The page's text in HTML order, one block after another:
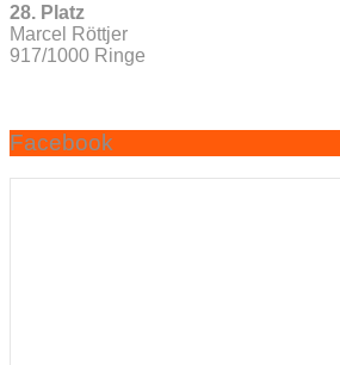
28. Platz
Marcel Röttjer
917/1000 Ringe
Facebook